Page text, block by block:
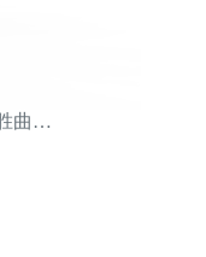
曲…